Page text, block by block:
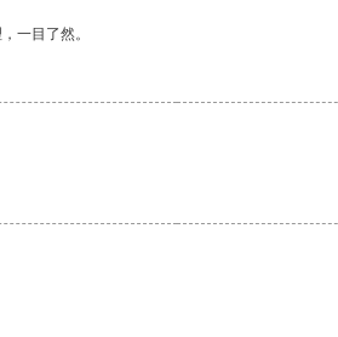
一目了然。